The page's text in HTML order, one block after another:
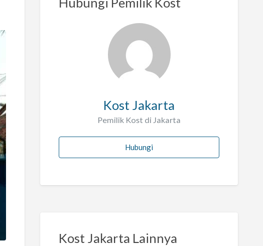
Kost Jakarta
Pemilik Kost di Jakarta
Hubungi
Kost Jakarta Lainnya